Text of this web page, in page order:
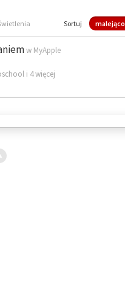
Sortuj malejąco
w MyApple
i 4 więcej